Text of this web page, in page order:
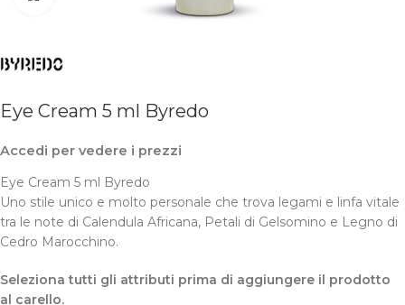
Eye Cream 5 ml Byredo
Accedi per vedere i prezzi
Eye Cream 5 ml Byredo
Uno stile unico e molto personale che trova legami e linfa vitale
tra le note di Calendula Africana, Petali di Gelsomino e Legno di
Cedro Marocchino.
Seleziona tutti gli attributi prima di aggiungere il prodotto
al carello.